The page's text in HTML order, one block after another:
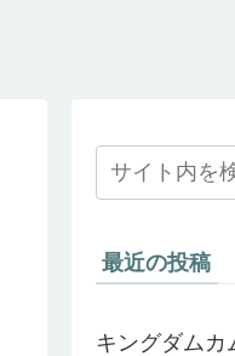
最近の投稿
キングダムカ